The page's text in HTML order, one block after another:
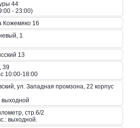
44
- 23:00)
Кожемяко 16
1
13
39
10:00-18:00
ул. Западная промзона, 22 корпус
выходной
стр.6/2
выходной.